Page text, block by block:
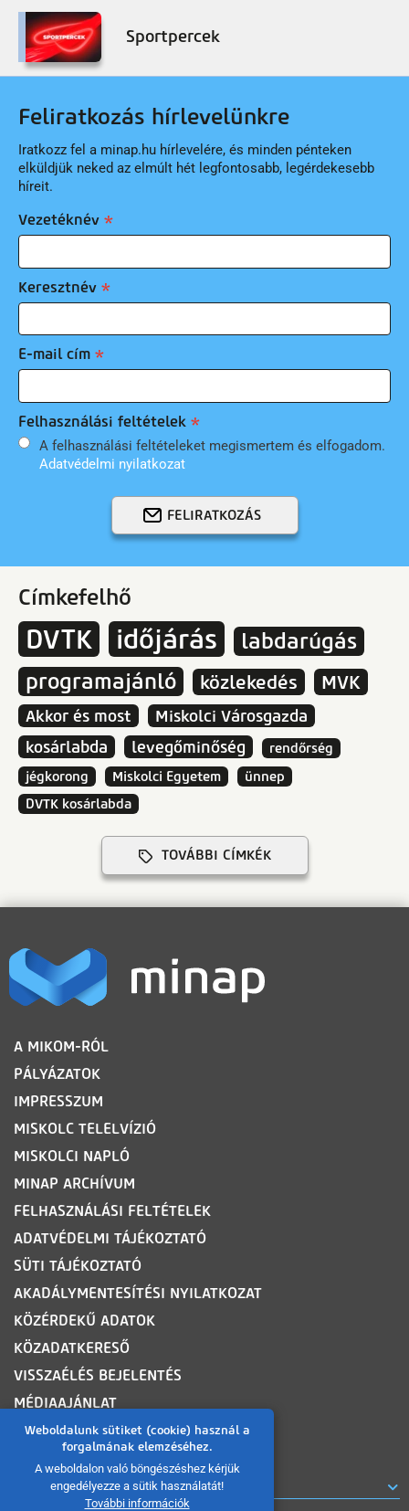
Weboldalunk sütiket (cookie) használ a
forgalmának elemzéséhez.
A weboldalon való böngészéshez kérjük
engedélyezze a sütik használatát!
További információk
Sportpercek
Feliratkozás hírlevelünkre
Iratkozz fel a minap.hu hírlevelére, és minden pénteken
elküldjük neked az elmúlt hét legfontosabb, legérdekesebb
híreit.
Vezetéknév
Keresztnév
E-mail cím
Felhasználási feltételek
A felhasználási feltételeket megismertem és elfogadom.
Adatvédelmi nyilatkozat
FELIRATKOZÁS
Címkefelhő
DVTK időjárás
labdarúgás
programajánló
közlekedés MVK
Akkor és most
Miskolci Városgazda
kosárlabda
levegőminőség
rendőrség
jégkorong
Miskolci Egyetem
ünnep
DVTK kosárlabda
TOVÁBBI CÍMKÉK
LÁBLÉC
A MIKOM-RÓL
PÁLYÁZATOK
IMPRESSZUM
MISKOLC TELELVÍZIÓ
MISKOLCI NAPLÓ
MINAP ARCHÍVUM
FELHASZNÁLÁSI FELTÉTELEK
ADATVÉDELMI TÁJÉKOZTATÓ
SÜTI TÁJÉKOZTATÓ
AKADÁLYMENTESÍTÉSI NYILATKOZAT
KÖZÉRDEKŰ ADATOK
KÖZADATKERESŐ
VISSZAÉLÉS BEJELENTÉS
MÉDIAAJÁNLAT
OLDALTÉRKÉP
ROVATOK